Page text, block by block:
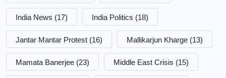
India News (17) India Politics (18)
Jantar Mantar Protest (16) Mallikarjun Kharge (13)
Mamata Banerjee (23) Middle East Crisis (15)